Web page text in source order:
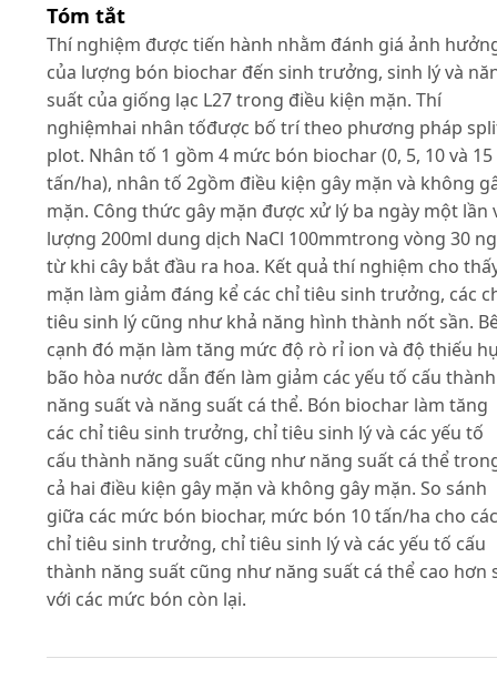
Tóm tắt
Thí nghiệm được tiến hành nhằm đánh giá ảnh
của lượng bón biochar đến sinh trưởng, sinh lý và
suất của giống lạc L27 trong điều kiện mặn. Thí
nghiệmhai nhân tốđược bố trí theo phương pháp
plot. Nhân tố 1 gồm 4 mức bón biochar (0, 5, 10 và 15
tấn/ha), nhân tố 2gồm điều kiện gây mặn và không
mặn. Công thức gây mặn được xử lý ba ngày một lần
lượng 200ml dung dịch NaCl 100mmtrong vòng 30
từ khi cây bắt đầu ra hoa. Kết quả thí nghiệm cho
mặn làm giảm đáng kể các chỉ tiêu sinh trưởng, các
tiêu sinh lý cũng như khả năng hình thành nốt sần.
cạnh đó mặn làm tăng mức độ rò rỉ ion và độ thiếu
bão hòa nước dẫn đến làm giảm các yếu tố cấu thành
năng suất và năng suất cá thể. Bón biochar làm tăng
các chỉ tiêu sinh trưởng, chỉ tiêu sinh lý và các yếu tố
cấu thành năng suất cũng như năng suất cá thể
cả hai điều kiện gây mặn và không gây mặn. So sánh
giữa các mức bón biochar, mức bón 10 tấn/ha cho các
chỉ tiêu sinh trưởng, chỉ tiêu sinh lý và các yếu tố cấu
thành năng suất cũng như năng suất cá thể cao hơn
với các mức bón còn lại.